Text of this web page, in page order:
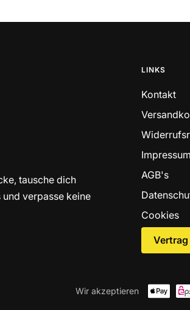
tausche dich
verpasse keine
LINKS
Kontakt
Impressum
AGB's
Cookies
Wir akzeptieren